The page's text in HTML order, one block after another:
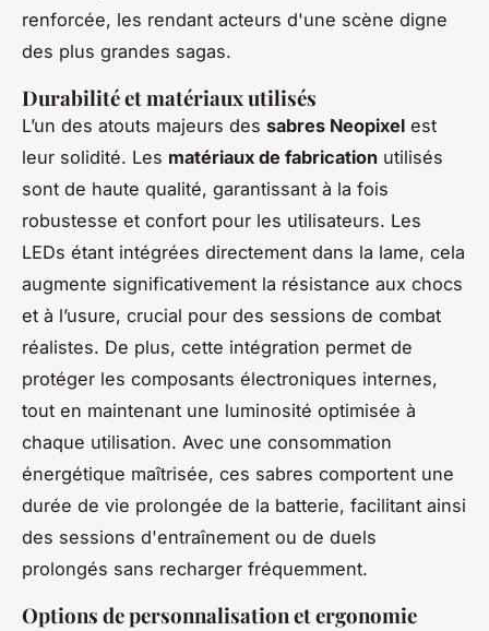
renforcée, les rendant acteurs d'une scène digne
des plus grandes sagas.
Durabilité et matériaux utilisés
L’un des atouts majeurs des sabres Neopixel est
leur solidité. Les matériaux de fabrication utilisés
sont de haute qualité, garantissant à la fois
robustesse et confort pour les utilisateurs. Les
LEDs étant intégrées directement dans la lame, cela
augmente significativement la résistance aux chocs
et à l’usure, crucial pour des sessions de combat
réalistes. De plus, cette intégration permet de
protéger les composants électroniques internes,
tout en maintenant une luminosité optimisée à
chaque utilisation. Avec une consommation
énergétique maîtrisée, ces sabres comportent une
durée de vie prolongée de la batterie, facilitant ainsi
des sessions d'entraînement ou de duels
prolongés sans recharger fréquemment.
Options de personnalisation et ergonomie